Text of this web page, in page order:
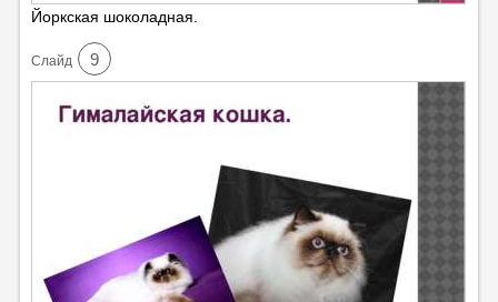
Йоркская шоколадная.
Cлайд 9